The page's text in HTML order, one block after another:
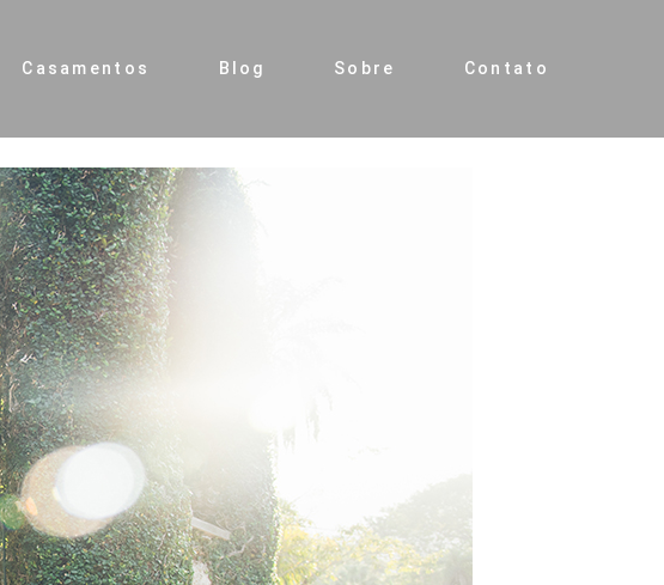
Casamentos Blog Sobre Contato